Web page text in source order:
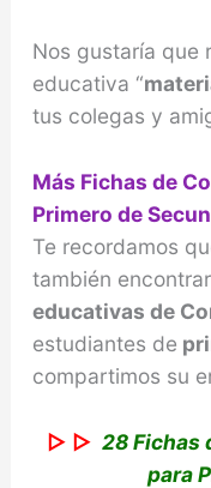
Nos gustaría que
educativa “
tus colegas y
Más Fichas de
Primero de
Te recordamos
también
educativas de
estudiantes de
compartimos su
▷ ▷ 28 Fichas
para